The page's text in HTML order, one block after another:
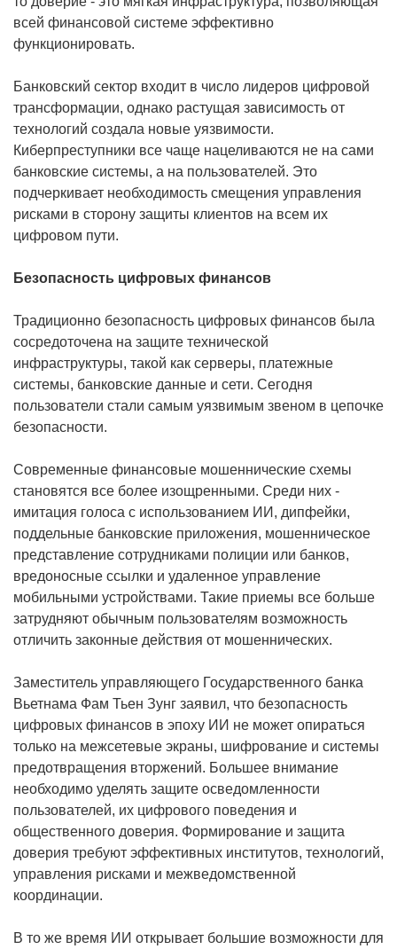
всей финансовой системе эффективно
функционировать.
Банковский сектор входит в число лидеров цифровой
трансформации, однако растущая зависимость от
технологий создала новые уязвимости.
Киберпреступники все чаще нацеливаются не на сами
банковские системы, а на пользователей. Это
подчеркивает необходимость смещения управления
рисками в сторону защиты клиентов на всем их
цифровом пути.
Безопасность цифровых финансов
Традиционно безопасность цифровых финансов была
сосредоточена на защите технической
инфраструктуры, такой как серверы, платежные
системы, банковские данные и сети. Сегодня
пользователи стали самым уязвимым звеном в цепочке
безопасности.
Современные финансовые мошеннические схемы
становятся все более изощренными. Среди них -
имитация голоса с использованием ИИ, дипфейки,
поддельные банковские приложения, мошенническое
представление сотрудниками полиции или банков,
вредоносные ссылки и удаленное управление
мобильными устройствами. Такие приемы все больше
затрудняют обычным пользователям возможность
отличить законные действия от мошеннических.
Заместитель управляющего Государственного банка
Вьетнама Фам Тьен Зунг заявил, что безопасность
цифровых финансов в эпоху ИИ не может опираться
только на межсетевые экраны, шифрование и системы
предотвращения вторжений. Большее внимание
необходимо уделять защите осведомленности
пользователей, их цифрового поведения и
общественного доверия. Формирование и защита
доверия требуют эффективных институтов, технологий,
управления рисками и межведомственной
координации.
В то же время ИИ открывает большие возможности для